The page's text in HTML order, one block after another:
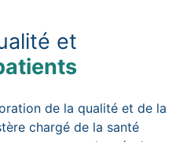
et
de la qualité et de la
chargé de la santé